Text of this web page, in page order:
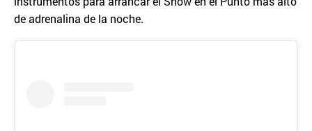
de adrenalina de la noche.